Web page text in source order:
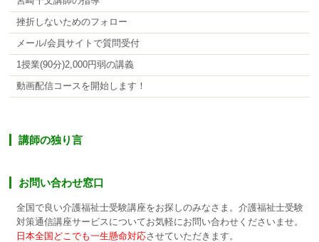
挫折しないためのフォロー
メール/会員サイトで質問受付
1授業(90分)2,000円弱の講義
動画配信コースを開始します！
講師の独り言
お問い合わせ窓口
全国で良い介護福祉士受験講座をお探しのみなさま。介護福祉士受験
対策通信講座サービスについてお気軽にお問い合わせくださいませ。
日本全国どこでも一生懸命対応させていただきます。